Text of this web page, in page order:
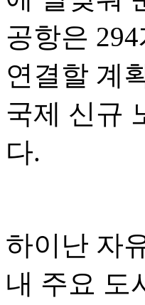
공항은
연결할 계
국제 신규
다.
하이난 자
내 주요 도